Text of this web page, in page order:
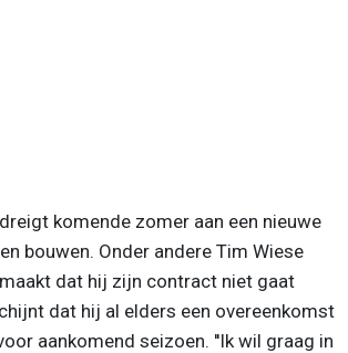
komende zomer aan een nieuwe
bouwen. Onder andere Tim Wiese
dat hij zijn contract niet gaat
dat hij al elders een overeenkomst
aankomend seizoen. ''Ik wil graag in